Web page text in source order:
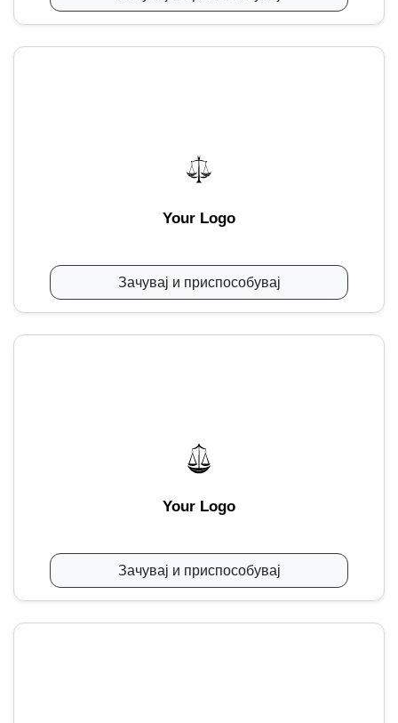
Your Logo
Зачувај и приспособувај
Your Logo
Зачувај и приспособувај